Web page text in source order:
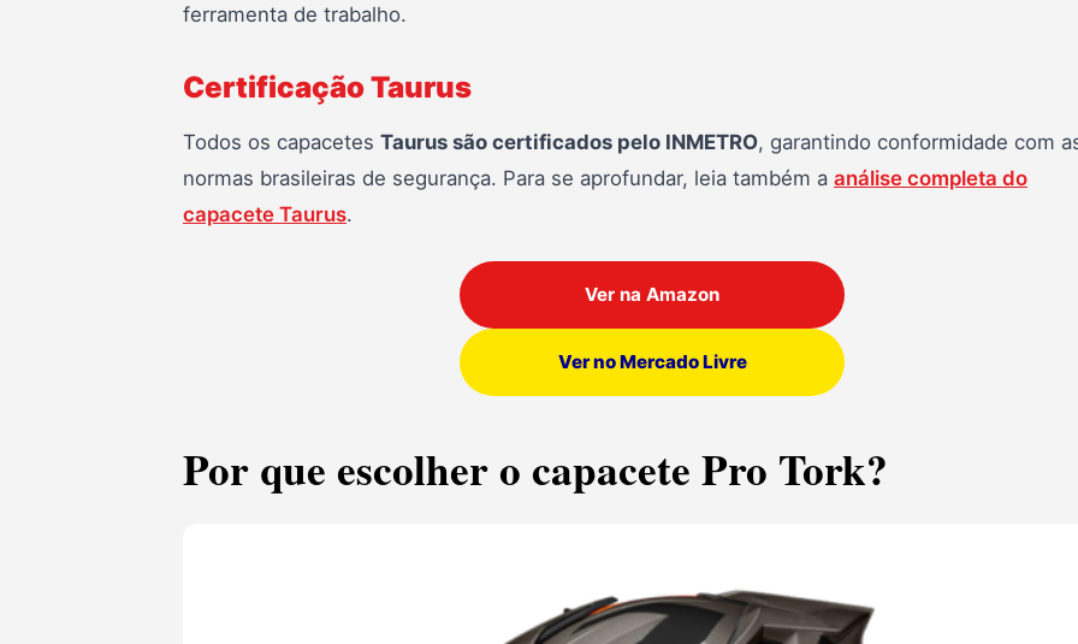
ferramenta de trabalho.
Certificação Taurus
Todos os capacetes Taurus são certificados pelo INMETRO, garantindo conformidade com
normas brasileiras de segurança. Para se aprofundar, leia também a análise completa do
capacete Taurus.
Ver na Amazon
Ver no Mercado Livre
Por que escolher o capacete Pro Tork?